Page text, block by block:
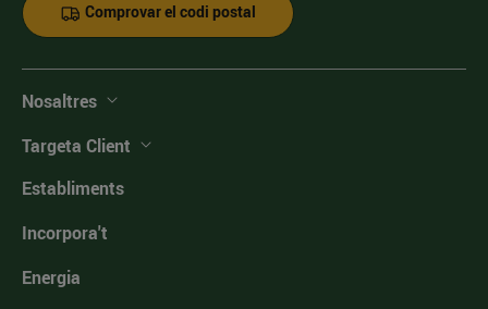
Comprovar el codi postal
Nosaltres
Targeta Client
Establiments
Incorpora't
Energia